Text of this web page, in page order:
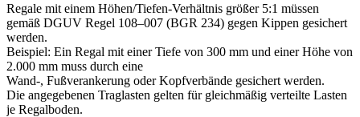
Regale mit einem Höhen/Tiefen-Verhältnis größer 5:1 müssen
gemäß DGUV Regel 108–007 (BGR 234) gegen Kippen gesichert
werden.
Beispiel: Ein Regal mit einer Tiefe von 300 mm und einer Höhe von
2.000 mm muss durch eine
Wand-, Fußverankerung oder Kopfverbände gesichert werden.
Die angegebenen Traglasten gelten für gleichmäßig verteilte Lasten
je Regalboden.